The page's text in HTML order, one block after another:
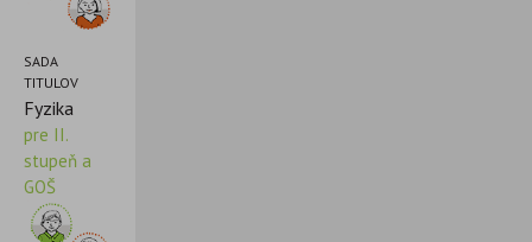
SADA
TITULOV
Fyzika
pre II.
stupeň a
GOŠ